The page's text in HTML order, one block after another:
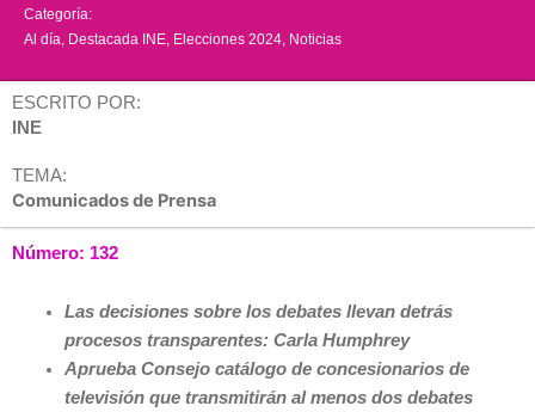
Categoría:
Al día Destacada INE Elecciones 2024 Noticias
ESCRITO POR:
INE
TEMA:
Comunicados de Prensa
Número: 132
Las decisiones sobre los debates llevan detrás
procesos transparentes: Carla Humphrey
Aprueba Consejo catálogo de concesionarios de
televisión que transmitirán al menos dos debates